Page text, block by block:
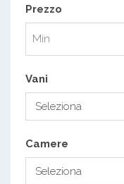
Prezzo
Vani
Camere